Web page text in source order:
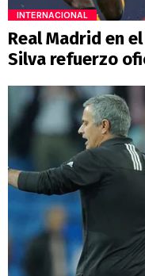
INTERNACIONAL
Real Madrid en
Silva refuerzo